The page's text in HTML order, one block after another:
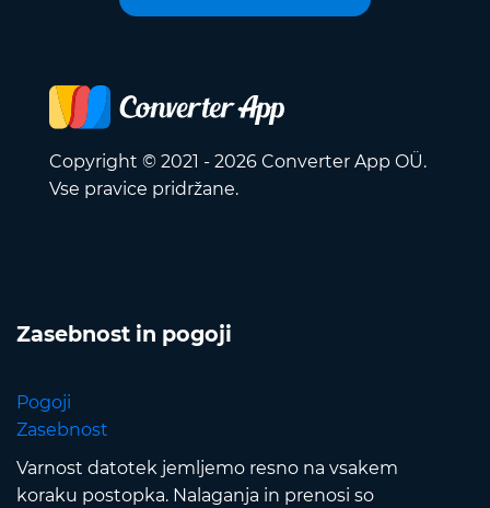
Copyright © 2021 - 2026 Converter App OÜ.
Vse pravice pridržane.
Zasebnost in pogoji
Pogoji
Zasebnost
Varnost datotek jemljemo resno na vsakem
koraku postopka. Nalaganja in prenosi so